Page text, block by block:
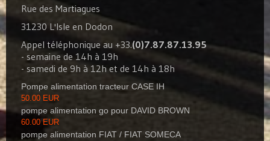
Rue des Martiagues
31230 L'Isle en Dodon
Appel téléphonique au +33.(0)7.87.87.13.95
- semaine de 14h à 19h
- samedi de 9h à 12h et de 14h à 18h
Pompe alimentation tracteur CASE IH
50.00 EUR
pompe alimentation go pour DAVID BROWN
60.00 EUR
pompe alimentation FIAT / FIAT SOMECA